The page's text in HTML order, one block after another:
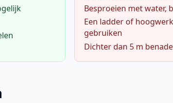
Besproeien met water,
Een ladder of
gebruiken
Dichter dan 5 m